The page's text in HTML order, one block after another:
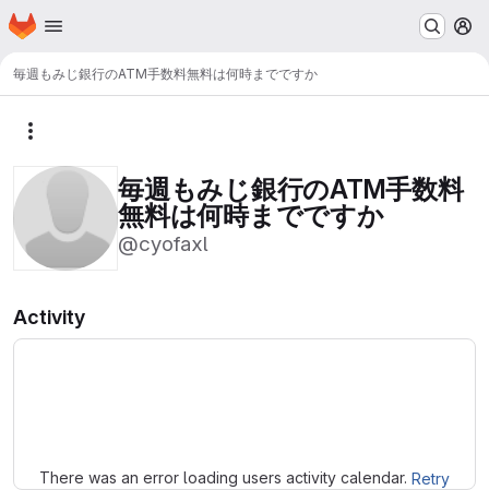
Skip to main content
Homepage
毎週もみじ銀行のATM手数料無料は何時までですか
毎週もみじ銀行のATM手数料
無料は何時までですか
@cyofaxl
Activity
There was an error loading users activity calendar. Retry